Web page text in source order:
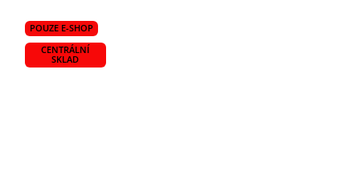
POUZE E-SHOP
CENTRÁLNÍ
SKLAD